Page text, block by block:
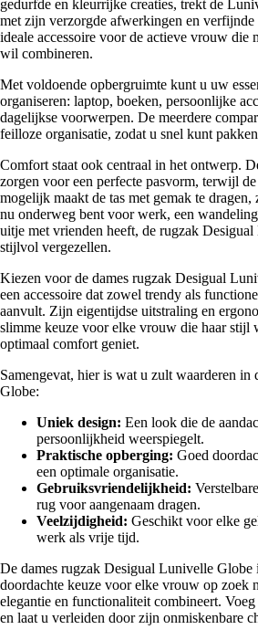
gedurfde en kleurrijke creaties, trekt de
met zijn verzorgde afwerkingen en verfijnde
ideale accessoire voor de actieve vrouw die
wil combineren.
Met voldoende opbergruimte kunt u uw
organiseren: laptop, boeken, persoonlijke
dagelijkse voorwerpen. De meerdere
feilloze organisatie, zodat u snel kunt
Comfort staat ook centraal in het ontwerp.
zorgen voor een perfecte pasvorm, terwijl
mogelijk maakt de tas met gemak te
nu onderweg bent voor werk, een
uitje met vrienden heeft, de rugzak
stijlvol vergezellen.
Kiezen voor de dames rugzak Desigual
een accessoire dat zowel trendy als
aanvult. Zijn eigentijdse uitstraling en
slimme keuze voor elke vrouw die haar stijl
optimaal comfort geniet.
Samengevat, hier is wat u zult waarderen
Globe:
Uniek design: Een look die de
persoonlijkheid weerspiegelt.
Praktische opberging: Goed
een optimale organisatie.
Gebruiksvriendelijkheid:
rug voor aangenaam dragen.
Veelzijdigheid: Geschikt voor elke
werk als vrije tijd.
De dames rugzak Desigual Lunivelle Globe
doordachte keuze voor elke vrouw op zoek
elegantie en functionaliteit combineert.
en laat u verleiden door zijn onmiskenbare